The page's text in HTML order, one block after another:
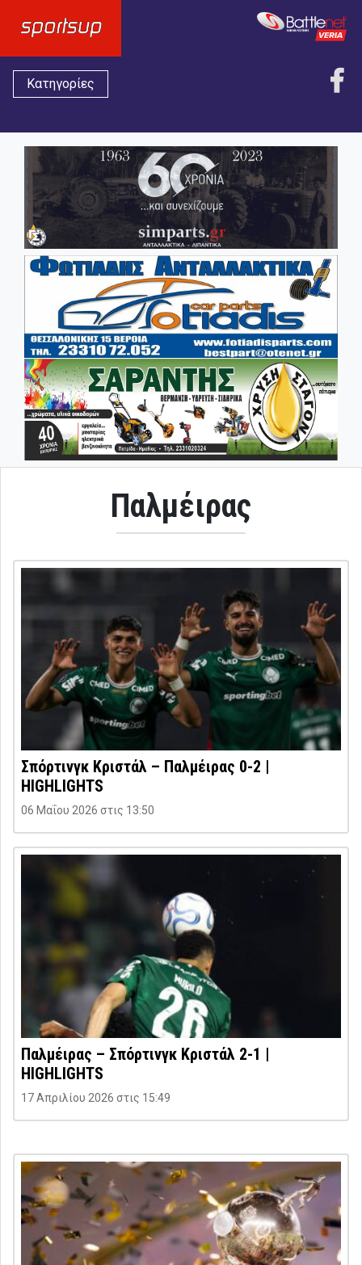
Κατηγορίες
Παλμέιρας
Σπόρτινγκ Κριστάλ – Παλμέιρας 0-2 |
HIGHLIGHTS
06 Μαΐου 2026 στις 13:50
Παλμέιρας – Σπόρτινγκ Κριστάλ 2-1 |
HIGHLIGHTS
17 Απριλίου 2026 στις 15:49